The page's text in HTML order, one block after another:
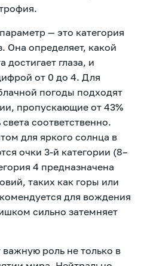
— это категория
Она определяет, какой
достигает глаза, и
от 0 до 4. Для
погоды подходят
пропускающие от 43%
соответственно.
для яркого солнца в
очки 3-й категории (8–
4 предназначена
таких как горы или
для вождения
сильно затемняет
важную роль не только в